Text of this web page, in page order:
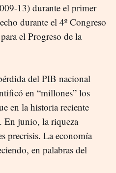
13) durante el primer
durante el 4º Congreso
el Progreso de la
del PIB nacional
en “millones” los
en la historia reciente
En junio, la riqueza
precrisis. La economía
en palabras del